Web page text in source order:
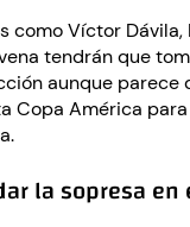
como Víctor Dávila,
tendrán que
aunque parece
Copa América
la sopresa en